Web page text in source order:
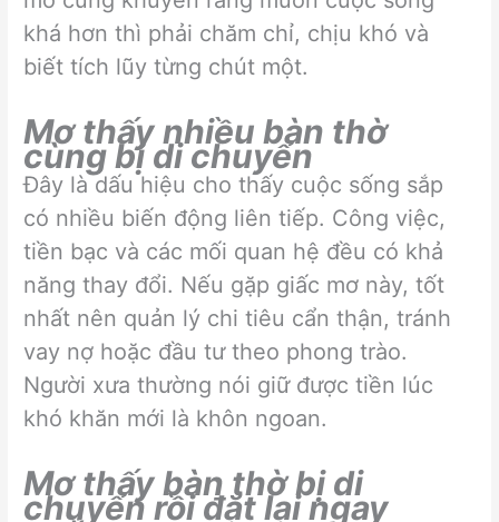
khá hơn thì phải chăm chỉ, chịu khó và
biết tích lũy từng chút một.
Mơ thấy nhiều bàn thờ
cùng bị di chuyển
Đây là dấu hiệu cho thấy cuộc sống sắp
có nhiều biến động liên tiếp. Công việc,
tiền bạc và các mối quan hệ đều có khả
năng thay đổi. Nếu gặp giấc mơ này, tốt
nhất nên quản lý chi tiêu cẩn thận, tránh
vay nợ hoặc đầu tư theo phong trào.
Người xưa thường nói giữ được tiền lúc
khó khăn mới là khôn ngoan.
Mơ thấy bàn thờ bị di
chuyển rồi đặt lại ngay